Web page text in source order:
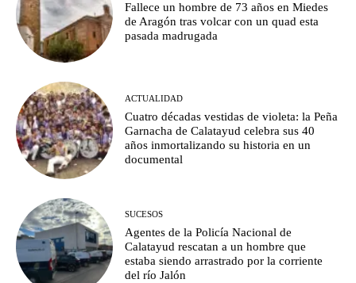
Fallece un hombre de 73 años en Miedes
de Aragón tras volcar con un quad esta
pasada madrugada
ACTUALIDAD
Cuatro décadas vestidas de violeta: la Peña
Garnacha de Calatayud celebra sus 40
años inmortalizando su historia en un
documental
SUCESOS
Agentes de la Policía Nacional de
Calatayud rescatan a un hombre que
estaba siendo arrastrado por la corriente
del río Jalón